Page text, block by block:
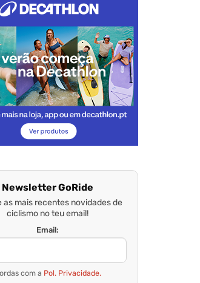
Newsletter GoRide
as mais recentes novidades de
ciclismo no teu email!
Email:
com a Pol. Privacidade.